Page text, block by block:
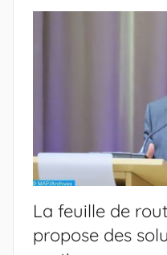
La feuille de
propose des